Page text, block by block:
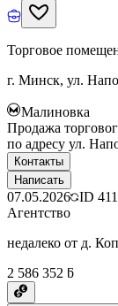
Торговое
г. Минск, ул.
Малиновка
Продажа
по адресу ул.
Контакты
Написать
07.05.2026 ID
Агентство
недалеко от д.
2 586 352 ƃ